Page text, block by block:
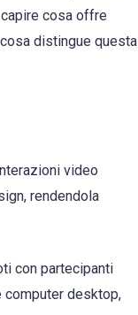
cosa offre
distingue questa
video
rendendola
con partecipanti
computer desktop,